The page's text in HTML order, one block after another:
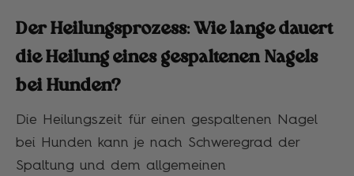
Der Heilungsprozess: Wie lange dauert
die Heilung eines gespaltenen Nagels
bei Hunden?
Die Heilungszeit für einen gespaltenen Nagel
bei Hunden kann je nach Schweregrad der
Spaltung und dem allgemeinen